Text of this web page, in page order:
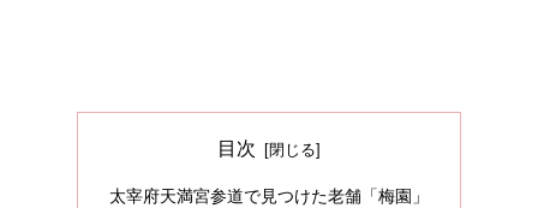
目次
太宰府天満宮参道で見つけた老舗「梅園」